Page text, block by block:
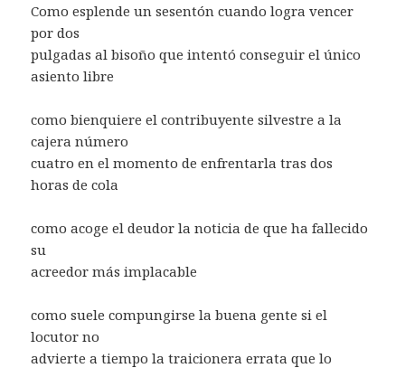
Como esplende un sesentón cuando logra vencer
por dos
pulgadas al bisoño que intentó conseguir el único
asiento libre
como bienquiere el contribuyente silvestre a la
cajera número
cuatro en el momento de enfrentarla tras dos
horas de cola
como acoge el deudor la noticia de que ha fallecido
su
acreedor más implacable
como suele compungirse la buena gente si el
locutor no
advierte a tiempo la traicionera errata que lo